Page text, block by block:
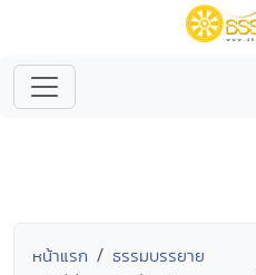
หน้าแรก ธรรมบรรยาย